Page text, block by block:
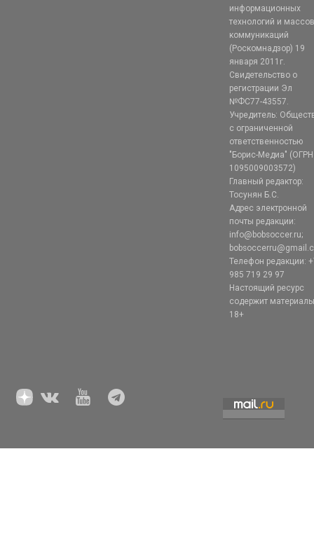
информационных
технологий и
коммуникаций
(Роскомнадзор) 19
января 2011г.
Свидетельство о
регистрации Эл
№ФС77-43557.
Учредитель:
с ограниченной
ответственностью
"Борис-Медиа" (ОГРН
1095009003572)
Главный редактор:
Тосунян Б.С.
Адрес электронной
почты редакции:
info@bobsoccer.ru;
Телефон редакции:
985 719 29 97
Настоящий ресурс
содержит
18+